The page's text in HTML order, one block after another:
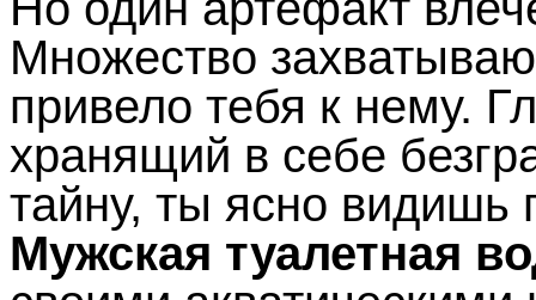
Множество
привело тебя к нему.
хранящий в себе
тайну, ты ясно видишь
Мужская туалетная